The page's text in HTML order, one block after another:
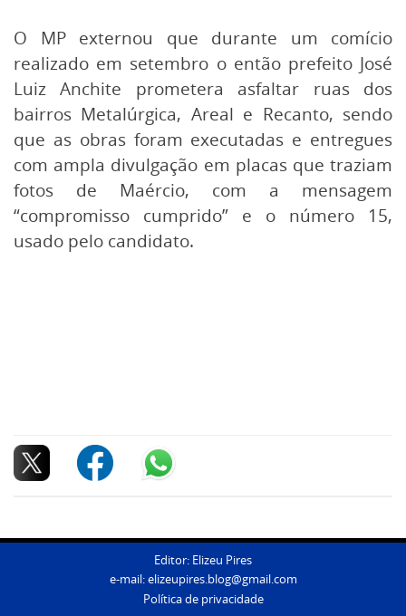
O MP externou que durante um comício
realizado em setembro o então prefeito José
Luiz Anchite prometera asfaltar ruas dos
bairros Metalúrgica, Areal e Recanto, sendo
que as obras foram executadas e entregues
com ampla divulgação em placas que traziam
fotos de Maércio, com a mensagem
“compromisso cumprido” e o número 15,
usado pelo candidato.
Editor: Elizeu Pires
e-mail:elizeupires.blog@gmail.com
Política de privacidade